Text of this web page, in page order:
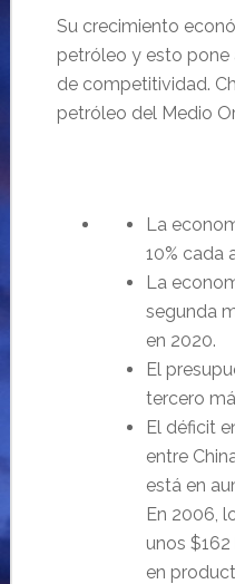
Su crecimiento
petróleo y esto pone
de competitividad.
petróleo del Medio
La
10% cada
La
segunda
en 2020.
El
tercero
El déficit
entre
está en
En 2006,
unos
en